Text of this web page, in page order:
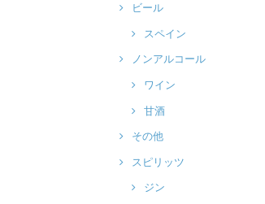
ビール
スペイン
ノンアルコール
ワイン
甘酒
その他
スピリッツ
ジン